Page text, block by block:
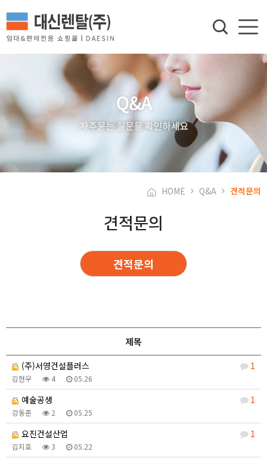
HOME Q&A 견적문의
견적문의
견적문의
제목
1
(주)서영건설플러스
김현우 4 05.26
1
예술공생
강동훈 2 05.25
1
요진건설산업
김지호 3 05.22